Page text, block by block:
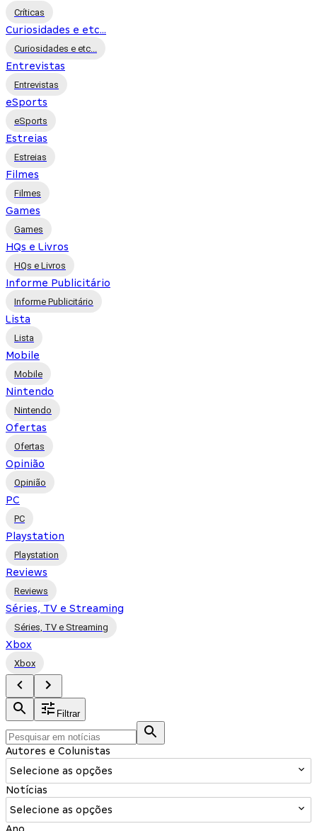
Críticas
Curiosidades e etc...
Curiosidades e etc...
Entrevistas
Entrevistas
eSports
eSports
Estreias
Estreias
Filmes
Filmes
Games
Games
HQs e Livros
HQs e Livros
Informe Publicitário
Informe Publicitário
Lista
Lista
Mobile
Mobile
Nintendo
Nintendo
Ofertas
Ofertas
Opinião
Opinião
PC
PC
Playstation
Playstation
Reviews
Reviews
Séries, TV e Streaming
Séries, TV e Streaming
Xbox
Xbox
Filtrar
Autores e Colunistas
Selecione as opções
Notícias
Selecione as opções